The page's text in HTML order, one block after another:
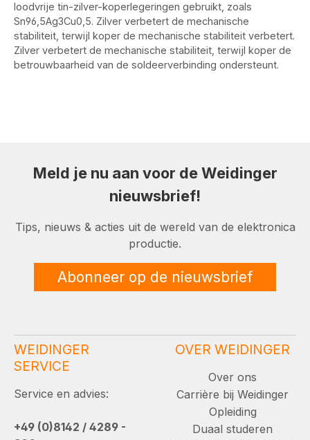
loodvrije tin-zilver-koperlegeringen gebruikt, zoals
Sn96,5Ag3Cu0,5. Zilver verbetert de mechanische
stabiliteit, terwijl koper de mechanische stabiliteit verbetert.
Zilver verbetert de mechanische stabiliteit, terwijl koper de
betrouwbaarheid van de soldeerverbinding ondersteunt.
Meld je nu aan voor de Weidinger
nieuwsbrief!
Tips, nieuws & acties uit de wereld van de elektronica
productie.
Abonneer op de nieuwsbrief
WEIDINGER
SERVICE
Service en advies:
+49 (0)8142 / 4289 -
OVER WEIDINGER
Over ons
Carrière bij Weidinger
Opleiding
Duaal studeren